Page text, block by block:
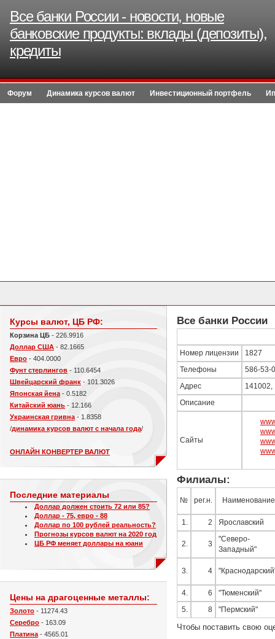
Все банки России - новости, новые
банковские продукты: вклады (депозиты),
кредиты
Форум Динамика курсов валют Инвестиционный портфель
Курсы валют, ЦБ РФ:
Корзина ЦБ - 226.9916
Доллар США - 82.1665
Евро - 404.0000
Фунт стерлингов - 110.6454
Швейцарский франк - 101.3026
Японская йена - 0.5182
Китайский юань - 12.166
Украинская гривна - 1.8358
/динамика курсов валют с начала года/
ОНЛАЙН КОНВЕРТЕР ВАЛЮТ
Последние материалы
Доллар должен стоить 72 или 85?
Доллар - 75, евро - 88
Доллар по 100 рублей реальность?
Прогнозы курсов валют на 2020 год
ЦБ РФ меняет доллары на юани
Цены на драгоценные металлы:
Золото - 11274.43
Серебро - 163.09
Платина - 4565.01
Все банки России
Номер лицензии 1827
Телефоны 586-53-
Адрес 141002,
Описание
Сайты
Филиалы:
№ рег.н. Наименование
1. 2 Ярославский
2. 3
"Северо-
Западный"
3. 4
4. 6 "Тюменский"
5. 8 "Пермский"
Чтобы поставить свою